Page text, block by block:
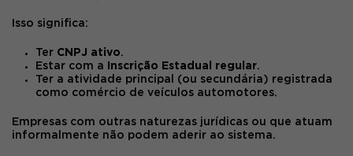
Isso significa:
Ter CNPJ ativo.
Estar com a
Inscrição Estadual regular.
Ter a atividade principal (ou secundária) registrada
como comércio de veículos automotores.
Empresas com outras naturezas jurídicas ou que atuam
informalmente não podem aderir ao sistema.